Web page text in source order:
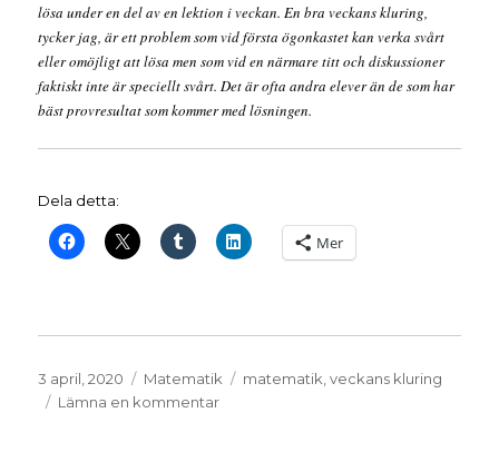
lösa under en del av en lektion i veckan. En bra veckans kluring,
tycker jag, är ett problem som vid första ögonkastet kan verka svårt
eller omöjligt att lösa men som vid en närmare titt och diskussioner
faktiskt inte är speciellt svårt. Det är ofta andra elever än de som har
bäst provresultat som kommer med lösningen.
Dela detta:
Mer
Publicerat
den
3 april, 2020 Kategorier
Matematik Etiketter
matematik ,veckans kluring
Lämna en kommentartill